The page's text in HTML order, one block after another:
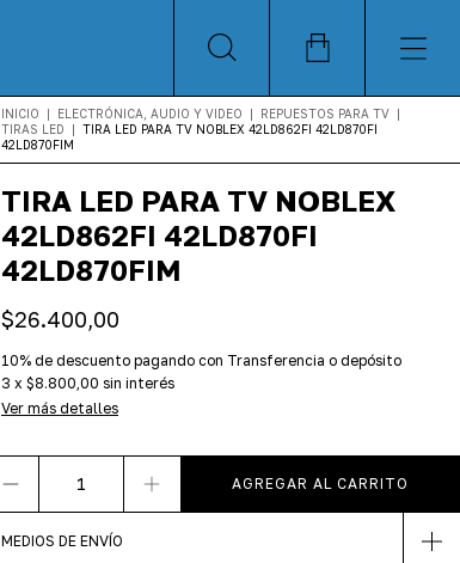
INICIO | ELECTRÓNICA, AUDIO Y VIDEO | REPUESTOS PARA TV |
TIRAS LED
| TIRA LED PARA TV NOBLEX 42LD862FI 42LD870FI
42LD870FIM
TIRA LED PARA TV NOBLEX
42LD862FI 42LD870FI
42LD870FIM
$26.400,00
10% de descuento pagando con Transferencia o depósito
3 x $8.800,00 sin interés
Ver más detalles
MEDIOS DE ENVÍO